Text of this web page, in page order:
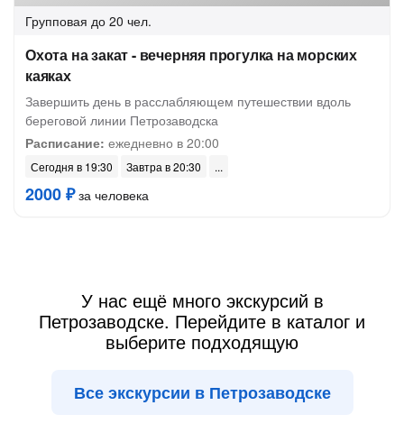
Групповая до 20 чел.
Охота на закат - вечерняя прогулка на морских
каяках
Завершить день в расслабляющем путешествии вдоль
береговой линии Петрозаводска
Расписание: ежедневно в 20:00
Сегодня в 19:30 Завтра в 20:30
2000 ₽за человека
У нас ещё много экскурсий в
Петрозаводске. Перейдите в каталог и
выберите подходящую
Все экскурсии в Петрозаводске